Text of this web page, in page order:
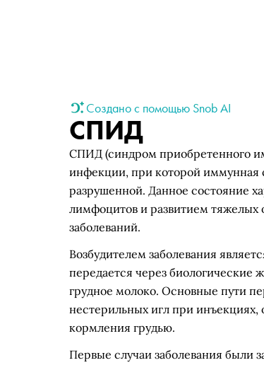
Создано с помощью Snob AI
СПИД
СПИД (синдром приобретенного
инфекции, при которой иммунная
разрушенной. Данное состояние
лимфоцитов и развитием тяжелых
заболеваний.
Возбудителем заболевания
передается через биологические
грудное молоко. Основные пути
нестерильных игл при
кормления грудью.
Первые случаи заболевания были